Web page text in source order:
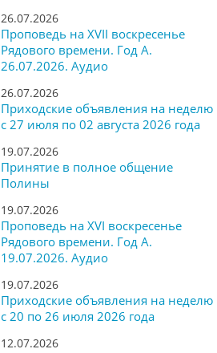
26.07.2026
Проповедь на XVII воскресенье
Рядового времени. Год А.
26.07.2026. Аудио
26.07.2026
Приходские объявления на неделю
с 27 июля по 02 августа 2026 года
19.07.2026
Принятие в полное общение
Полины
19.07.2026
Проповедь на XVI воскресенье
Рядового времени. Год А.
19.07.2026. Аудио
19.07.2026
Приходские объявления на неделю
с 20 по 26 июля 2026 года
12.07.2026